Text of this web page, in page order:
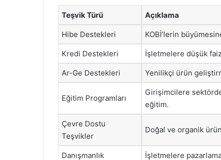
Teşvik Türü Açıklama
Hibe Destekleri KOBİ’lerin
Kredi Destekleri İşletmelere düşük
Ar-Ge Destekleri Yenilikçi ürün
Eğitim Programları
Girişimcilere
eğitim.
Çevre Dostu
Teşvikler
Doğal ve organik
Danışmanlık
İşletmelere